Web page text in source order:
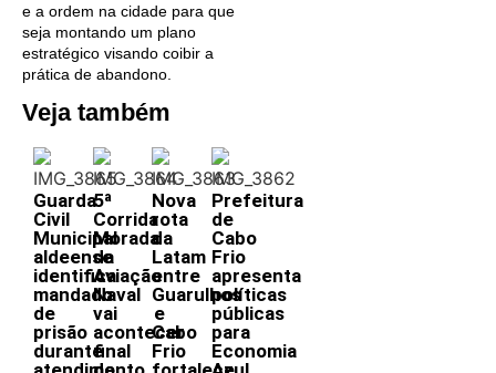
e a ordem na cidade para que
seja montando um plano
estratégico visando coibir a
prática de abandono.
Veja também
Guarda
Civil
Municipal
aldeense
identifica
mandado
de
prisão
durante
5ª
Corrida
Morada
da
Aviação
Naval
vai
acontecer
final
Nova
rota
da
Latam
entre
Guarulhos
e
Cabo
Frio
Prefeitura
de
Cabo
Frio
apresenta
políticas
públicas
para
Economia